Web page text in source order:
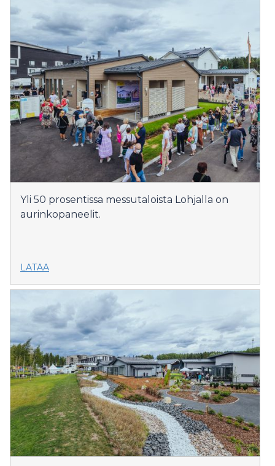
Yli 50 prosentissa messutaloista Lohjalla on
aurinkopaneelit.
LATAA